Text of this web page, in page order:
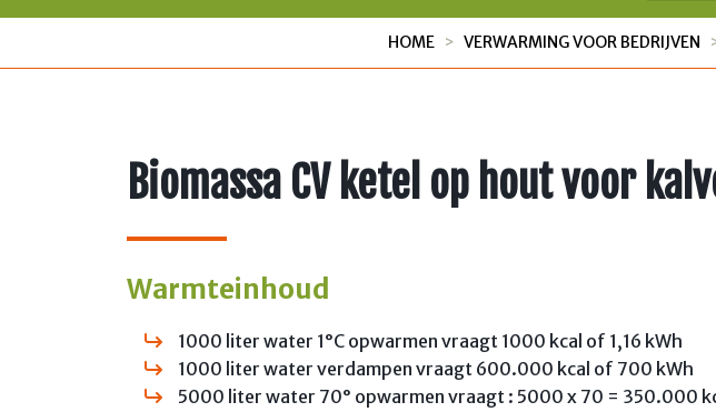
HOME VERWARMING VOOR BEDRIJVEN
Biomassa CV ketel op hout voor
Warmteinhoud
1000 liter water 1°C opwarmen vraagt 1000 kcal of 1,16 kWh
1000 liter water verdampen vraagt 600.000 kcal of 700 kWh
5000 liter water 70° opwarmen vraagt : 5000 x 70 = 350.000